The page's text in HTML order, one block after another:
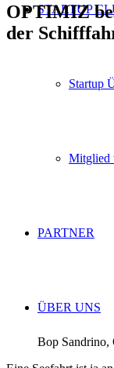
STARTUP
Startup
Mitglied
PARTNER
ÜBER UNS
OPTIMIZ
der
Bop